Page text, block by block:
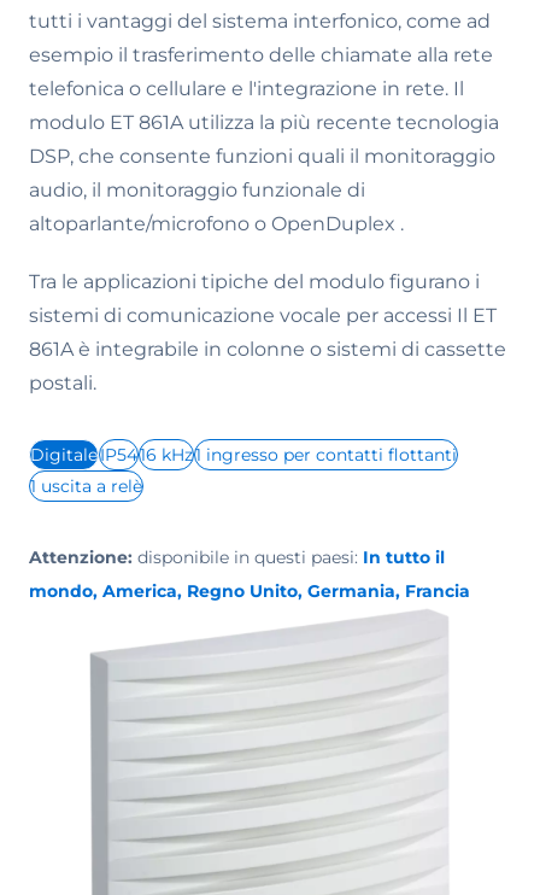
tutti i vantaggi del sistema interfonico, come ad
esempio il trasferimento delle chiamate alla rete
telefonica o cellulare e l'integrazione in rete. Il
modulo ET 861A utilizza la più recente tecnologia
DSP, che consente funzioni quali il monitoraggio
audio, il monitoraggio funzionale di
altoparlante/microfono o OpenDuplex .
Tra le applicazioni tipiche del modulo figurano i
sistemi di comunicazione vocale per accessi Il ET
861A è integrabile in colonne o sistemi di cassette
postali.
DigitaleIP5416 kHz1 ingresso per contatti flottanti
1 uscita a relè
Attenzione: disponibile in questi paesi: In tutto il
mondo, America, Regno Unito, Germania, Francia